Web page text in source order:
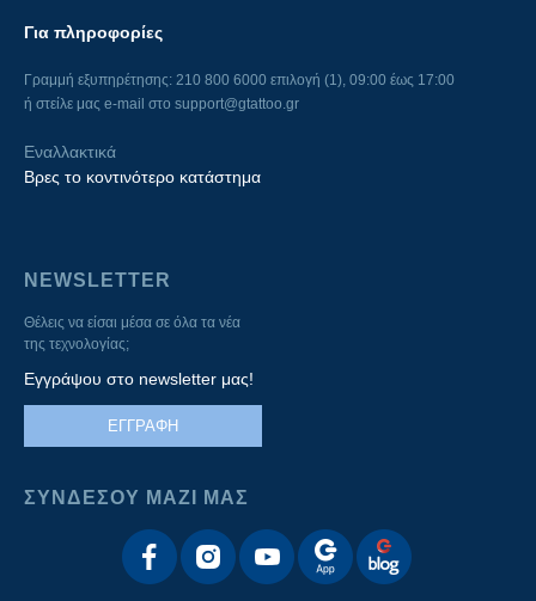
Για πληροφορίες
Γραμμή εξυπηρέτησης: 210 800 6000 επιλογή (1), 09:00 έως 17:00
ή στείλε μας e-mail στο support@gtattoo.gr
Εναλλακτικά
Βρες το κοντινότερο κατάστημα
NEWSLETTER
Θέλεις να είσαι μέσα σε όλα τα νέα
της τεχνολογίας;
Εγγράψου στο newsletter μας!
ΕΓΓΡΑΦΗ
ΣΥΝΔΕΣΟΥ ΜΑΖΙ ΜΑΣ